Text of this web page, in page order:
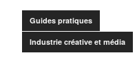
Guides pratiques
Industrie créative et média